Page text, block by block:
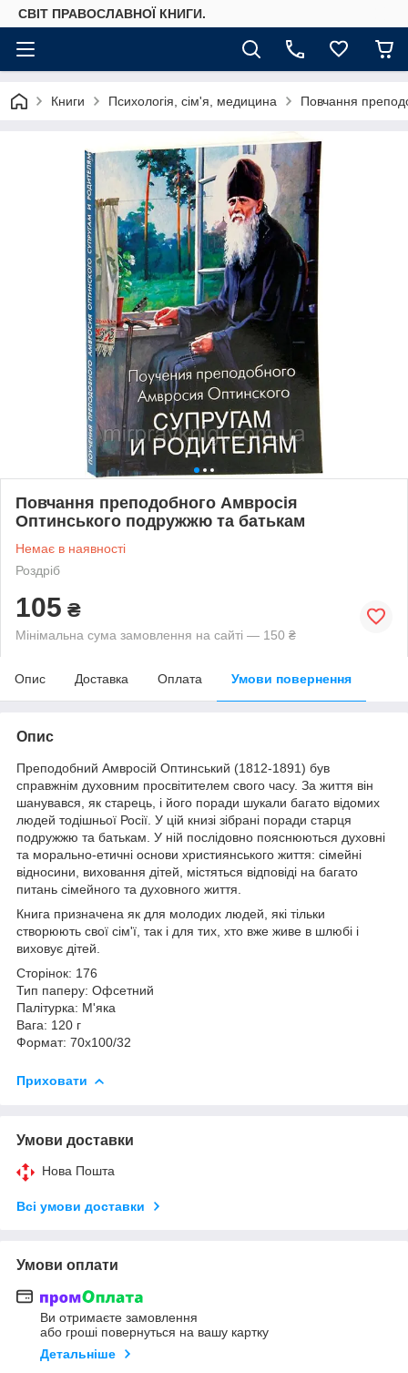
СВІТ ПРАВОСЛАВНОЇ КНИГИ.
Книги Психологія, сім'я, медицина Повчання
Повчання преподобного Амвросія
Оптинського подружжю та батькам
Немає в наявності
Роздріб
105 ₴
Мінімальна сума замовлення на сайті — 150 ₴
Опис Доставка Оплата Умови повернення
Опис
Преподобний Амвросій Оптинський (1812-1891) був
справжнім духовним просвітителем свого часу. За життя він
шанувався, як старець, і його поради шукали багато відомих
людей тодішньої Росії. У цій книзі зібрані поради старця
подружжю та батькам. У ній послідовно пояснюються духовні
та морально-етичні основи християнського життя: сімейні
відносини, виховання дітей, містяться відповіді на багато
питань сімейного та духовного життя.
Книга призначена як для молодих людей, які тільки
створюють свої сім'ї, так і для тих, хто вже живе в шлюбі і
виховує дітей.
Сторінок: 176
Тип паперу: Офсетний
Палітурка: М'яка
Вага: 120 г
Формат: 70x100/32
Приховати
Умови доставки
Нова Пошта
Всі умови доставки
Умови оплати
Ви отримаєте замовлення
або гроші повернуться на вашу картку
Детальніше